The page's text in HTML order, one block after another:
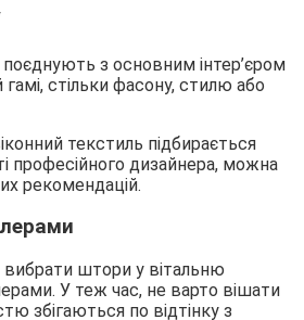
з основним інтер’єром
гамі, стільки фасону, стилю або
текстиль підбирається
професійного дизайнера, можна
рекомендацій.
вибрати штори у вітальню
У теж час, не варто вішати
збігаються по відтінку з